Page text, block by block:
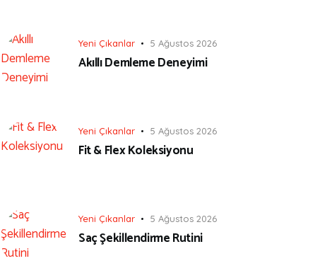
Yeni Çıkanlar 5 Ağustos 2026
Akıllı Demleme Deneyimi
Yeni Çıkanlar 5 Ağustos 2026
Fit & Flex Koleksiyonu
Yeni Çıkanlar 5 Ağustos 2026
Saç Şekillendirme Rutini